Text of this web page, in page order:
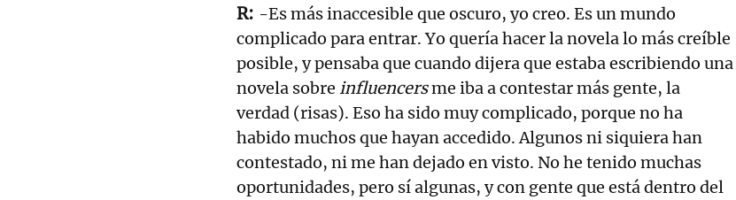
-Es más inaccesible que oscuro, yo creo. Es un mundo
complicado para entrar. Yo quería hacer la novela lo más creíble
posible, y pensaba que cuando dijera que estaba escribiendo una
novela sobre influencersme iba a contestar más gente, la
verdad (risas). Eso ha sido muy complicado, porque no ha
habido muchos que hayan accedido. Algunos ni siquiera han
contestado, ni me han dejado en visto. No he tenido muchas
oportunidades, pero sí algunas, y con gente que está dentro del